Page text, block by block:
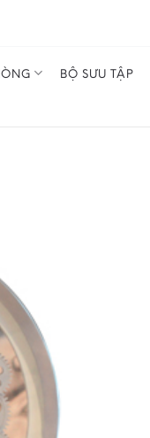
BỘ SƯU TẬP